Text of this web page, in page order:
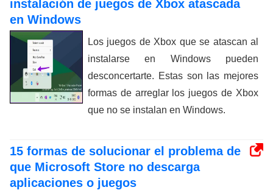
instalación de juegos de Xbox atascada
en Windows
Los juegos de Xbox que se atascan al
instalarse en Windows pueden
desconcertarte. Estas son las mejores
formas de arreglar los juegos de Xbox
que no se instalan en Windows.
15 formas de solucionar el problema de
que Microsoft Store no descarga
aplicaciones o juegos